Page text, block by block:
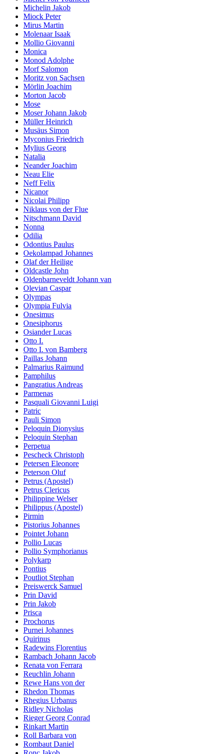
Michelin Jakob
Miock Peter
Mirus Martin
Molenaar Isaak
Mollio Giovanni
Monica
Monod Adolphe
Morf Salomon
Moritz von Sachsen
Mörlin Joachim
Morton Jacob
Mose
Moser Johann Jakob
Müller Heinrich
Musäus Simon
Myconius Friedrich
Mylius Georg
Natalia
Neander Joachim
Neau Elie
Neff Felix
Nicanor
Nicolai Philipp
Niklaus von der Flue
Nitschmann David
Nonna
Odilia
Odontius Paulus
Oekolampad Johannes
Olaf der Heilige
Oldcastle John
Oldenbarneveldt Johann van
Olevian Caspar
Olympas
Olympia Fulvia
Onesimus
Onesiphorus
Osiander Lucas
Otto I.
Otto I. von Bamberg
Paillas Johann
Palmarius Raimund
Pamphilus
Pangratius Andreas
Parmenas
Pasquali Giovanni Luigi
Patric
Pauli Simon
Peloquin Dionysius
Peloquin Stephan
Perpetua
Pescheck Christoph
Petersen Eleonore
Peterson Oluf
Petrus (Apostel)
Petrus Clericus
Philippine Welser
Philippus (Apostel)
Pirmin
Pistorius Johannes
Pointet Johann
Pollio Lucas
Pollio Symphorianus
Polykarp
Pontius
Poutliot Stephan
Preiswerck Samuel
Prin David
Prin Jakob
Prisca
Prochorus
Purnei Johannes
Quirinus
Radewins Florentius
Rambach Johann Jacob
Renata von Ferrara
Reuchlin Johann
Rewe Hans von der
Rhedon Thomas
Rhegius Urbanus
Ridley Nicholas
Rieger Georg Conrad
Rinkart Martin
Roll Barbara von
Rombaut Daniel